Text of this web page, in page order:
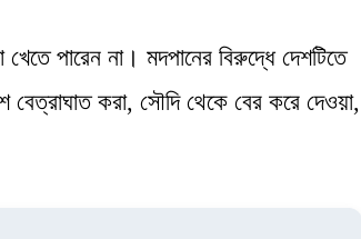
পারেন না। মদপানের বিরুদ্ধে দেশটিতে
করা, সৌদি থেকে বের করে দেওয়া,